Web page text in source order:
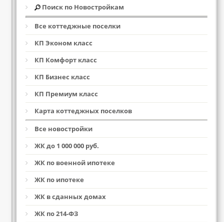
Поиск по Новостройкам
Все коттеджные поселки
КП Эконом класс
КП Комфорт класс
КП Бизнес класс
КП Премиум класс
Карта коттеджных поселков
Все новостройки
ЖК до 1 000 000 руб.
ЖК по военной ипотеке
ЖК по ипотеке
ЖК в сданных домах
ЖК по 214-ФЗ